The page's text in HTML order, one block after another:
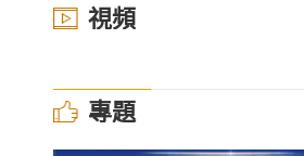
視頻
專題